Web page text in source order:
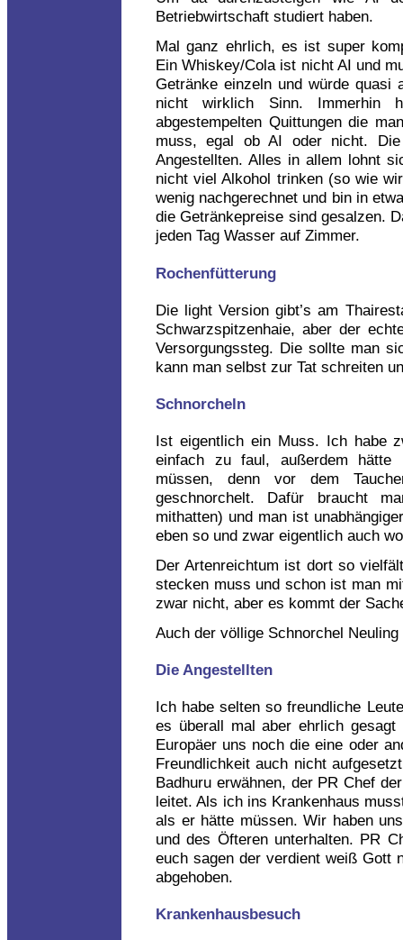
Betriebwirtschaft studiert haben.
Mal ganz ehrlich, es ist super
Ein Whiskey/Cola ist nicht AI und
Getränke einzeln und würde
nicht wirklich Sinn. Immerhin
abgestempelten Quittungen die
muss, egal ob AI oder nicht.
Angestellten. Alles in allem lohnt
nicht viel Alkohol trinken (so wie
wenig nachgerechnet und bin in
die Getränkepreise sind gesalzen.
jeden Tag Wasser auf Zimmer.
Rochenfütterung
Die light Version gibt’s am
Schwarzspitzenhaie, aber der
Versorgungssteg. Die sollte man
kann man selbst zur Tat schreiten
Schnorcheln
Ist eigentlich ein Muss. Ich habe
einfach zu faul, außerdem
müssen, denn vor dem
geschnorchelt. Dafür braucht
mithatten) und man ist
eben so und zwar eigentlich auch
Der Artenreichtum ist dort so
stecken muss und schon ist man
zwar nicht, aber es kommt der
Auch der völlige Schnorchel
Die Angestellten
Ich habe selten so freundliche
es überall mal aber ehrlich
Europäer uns noch die eine oder
Freundlichkeit auch nicht
Badhuru erwähnen, der PR Chef
leitet. Als ich ins Krankenhaus
als er hätte müssen. Wir haben
und des Öfteren unterhalten. PR
euch sagen der verdient weiß Gott
abgehoben.
Krankenhausbesuch